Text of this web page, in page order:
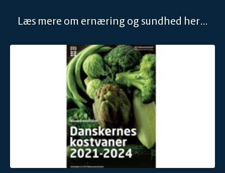
Læs mere om ernæring og sundhed her...
Den nationale undersøgelse af danskernes kost og aktivitet